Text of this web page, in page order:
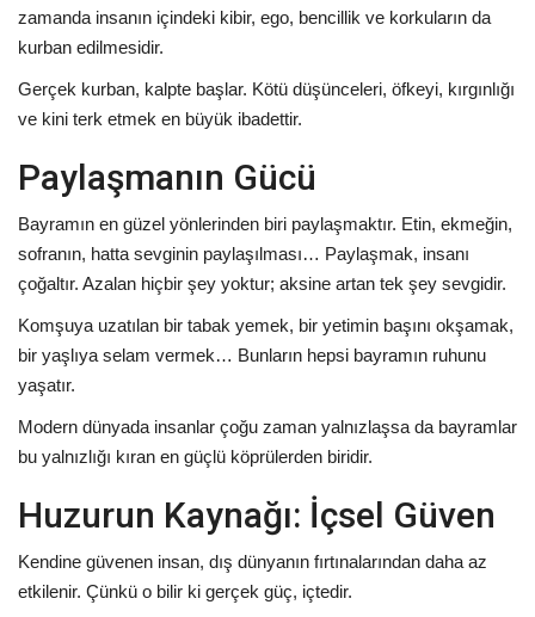
zamanda insanın içindeki kibir, ego, bencillik ve korkuların da
kurban edilmesidir.
Gerçek kurban, kalpte başlar. Kötü düşünceleri, öfkeyi, kırgınlığı
ve kini terk etmek en büyük ibadettir.
Paylaşmanın Gücü
Bayramın en güzel yönlerinden biri paylaşmaktır. Etin, ekmeğin,
sofranın, hatta sevginin paylaşılması… Paylaşmak, insanı
çoğaltır. Azalan hiçbir şey yoktur; aksine artan tek şey sevgidir.
Komşuya uzatılan bir tabak yemek, bir yetimin başını okşamak,
bir yaşlıya selam vermek… Bunların hepsi bayramın ruhunu
yaşatır.
Modern dünyada insanlar çoğu zaman yalnızlaşsa da bayramlar
bu yalnızlığı kıran en güçlü köprülerden biridir.
Huzurun Kaynağı: İçsel Güven
Kendine güvenen insan, dış dünyanın fırtınalarından daha az
etkilenir. Çünkü o bilir ki gerçek güç, içtedir.